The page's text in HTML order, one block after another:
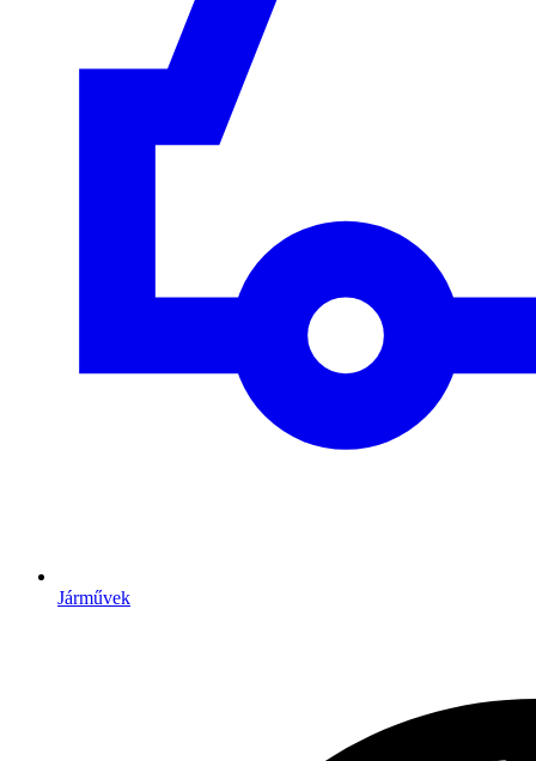
Járművek